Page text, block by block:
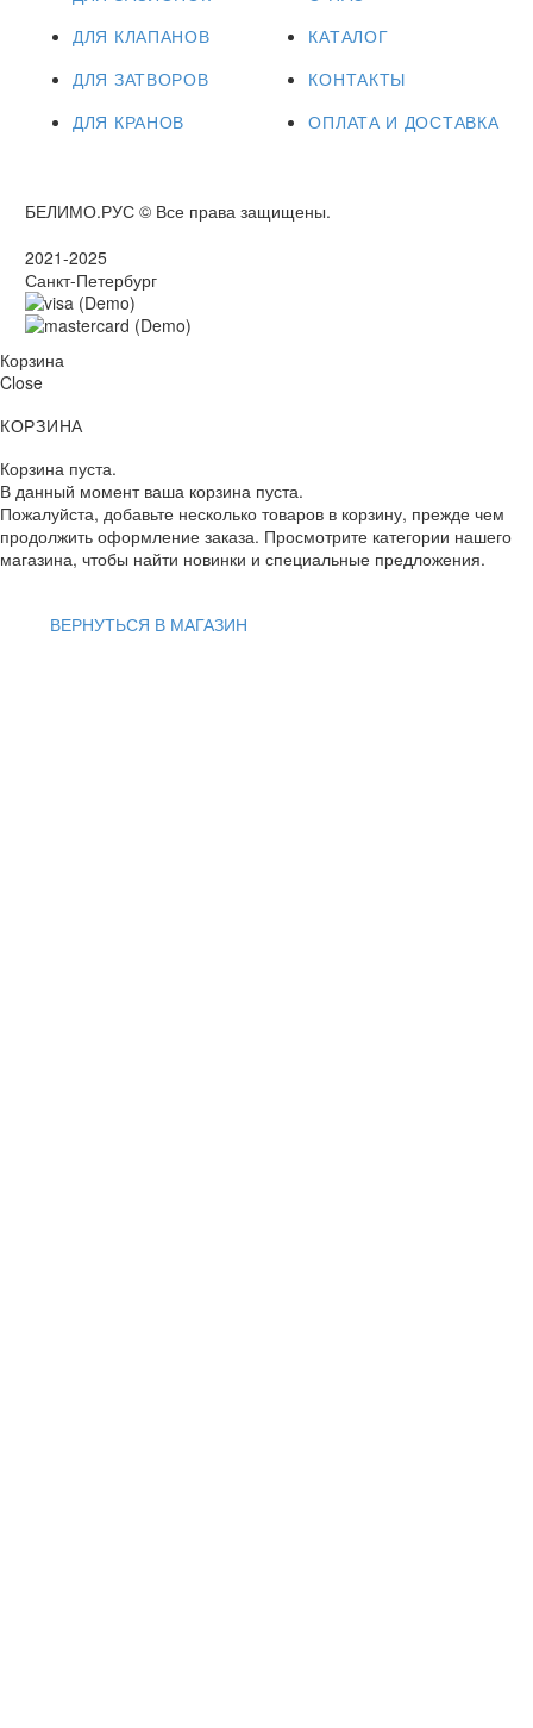
ДЛЯ КЛАПАНОВ
ДЛЯ ЗАТВОРОВ
ДЛЯ КРАНОВ
КАТАЛОГ
КОНТАКТЫ
ОПЛАТА И ДОСТАВКА
БЕЛИМО.РУС © Все права защищены.
2021-2025
Санкт-Петербург
Корзина
Close
КОРЗИНА
Корзина пуста.
В данный момент ваша корзина пуста.
Пожалуйста, добавьте несколько товаров в корзину, прежде чем
продолжить оформление заказа. Просмотрите категории нашего
магазина, чтобы найти новинки и специальные предложения.
ВЕРНУТЬСЯ В МАГАЗИН